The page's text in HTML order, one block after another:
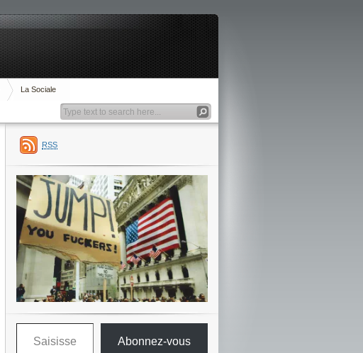
La Sociale
RSS
Saisissez votre adresse e-mail…
Abonnez-vous